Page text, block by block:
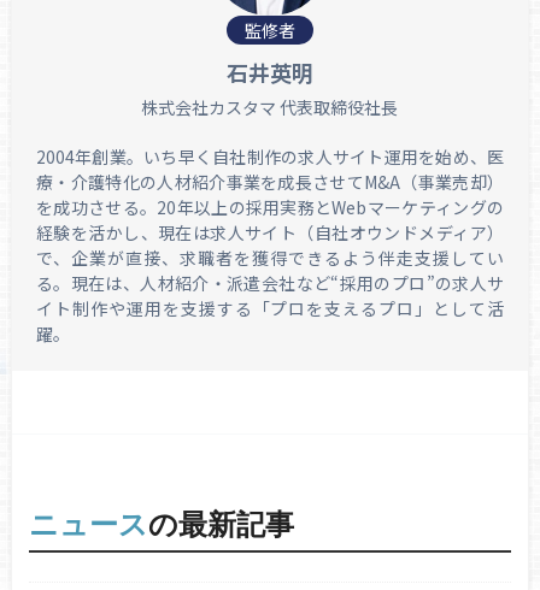
監修者
石井英明
株式会社カスタマ 代表取締役社長
2004年創業。いち早く自社制作の求人サイト運用を始め、医
療・介護特化の人材紹介事業を成長させてM&A（事業売却）
を成功させる。20年以上の採用実務とWebマーケティングの
経験を活かし、現在は求人サイト（自社オウンドメディア）
で、企業が直接、求職者を獲得できるよう伴走支援してい
る。現在は、人材紹介・派遣会社など“採用のプロ”の求人サ
イト制作や運用を支援する「プロを支えるプロ」として活
躍。
ニュースの最新記事